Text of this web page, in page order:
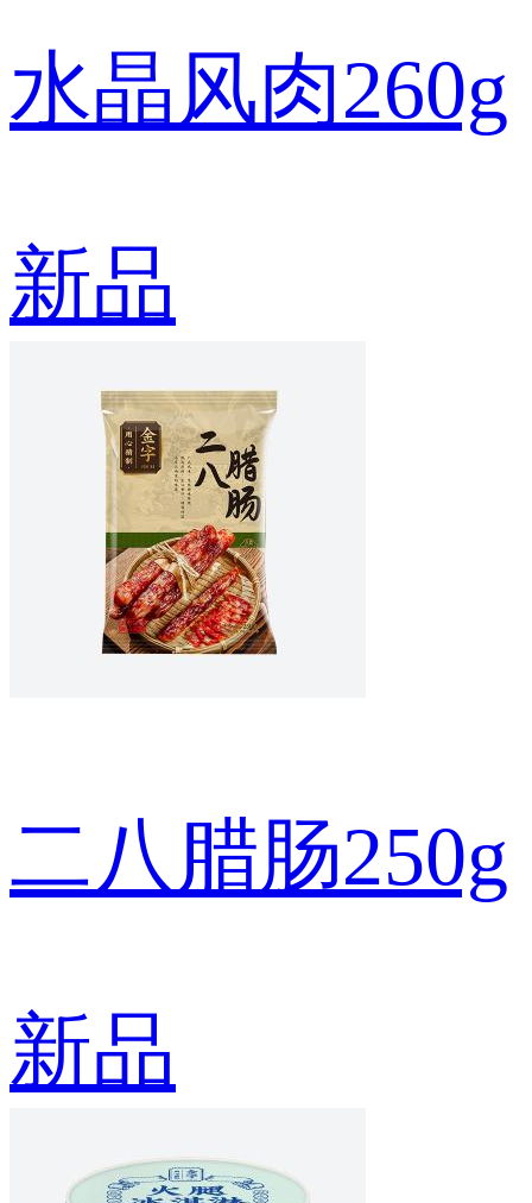
水晶风肉260g
新品
二八腊肠250g
新品